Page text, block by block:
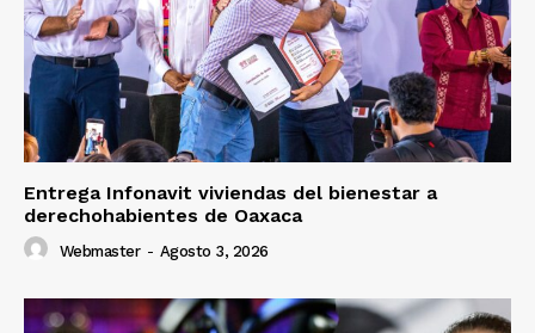
Entrega Infonavit viviendas del bienestar a
derechohabientes de Oaxaca
Webmaster - Agosto 3, 2026